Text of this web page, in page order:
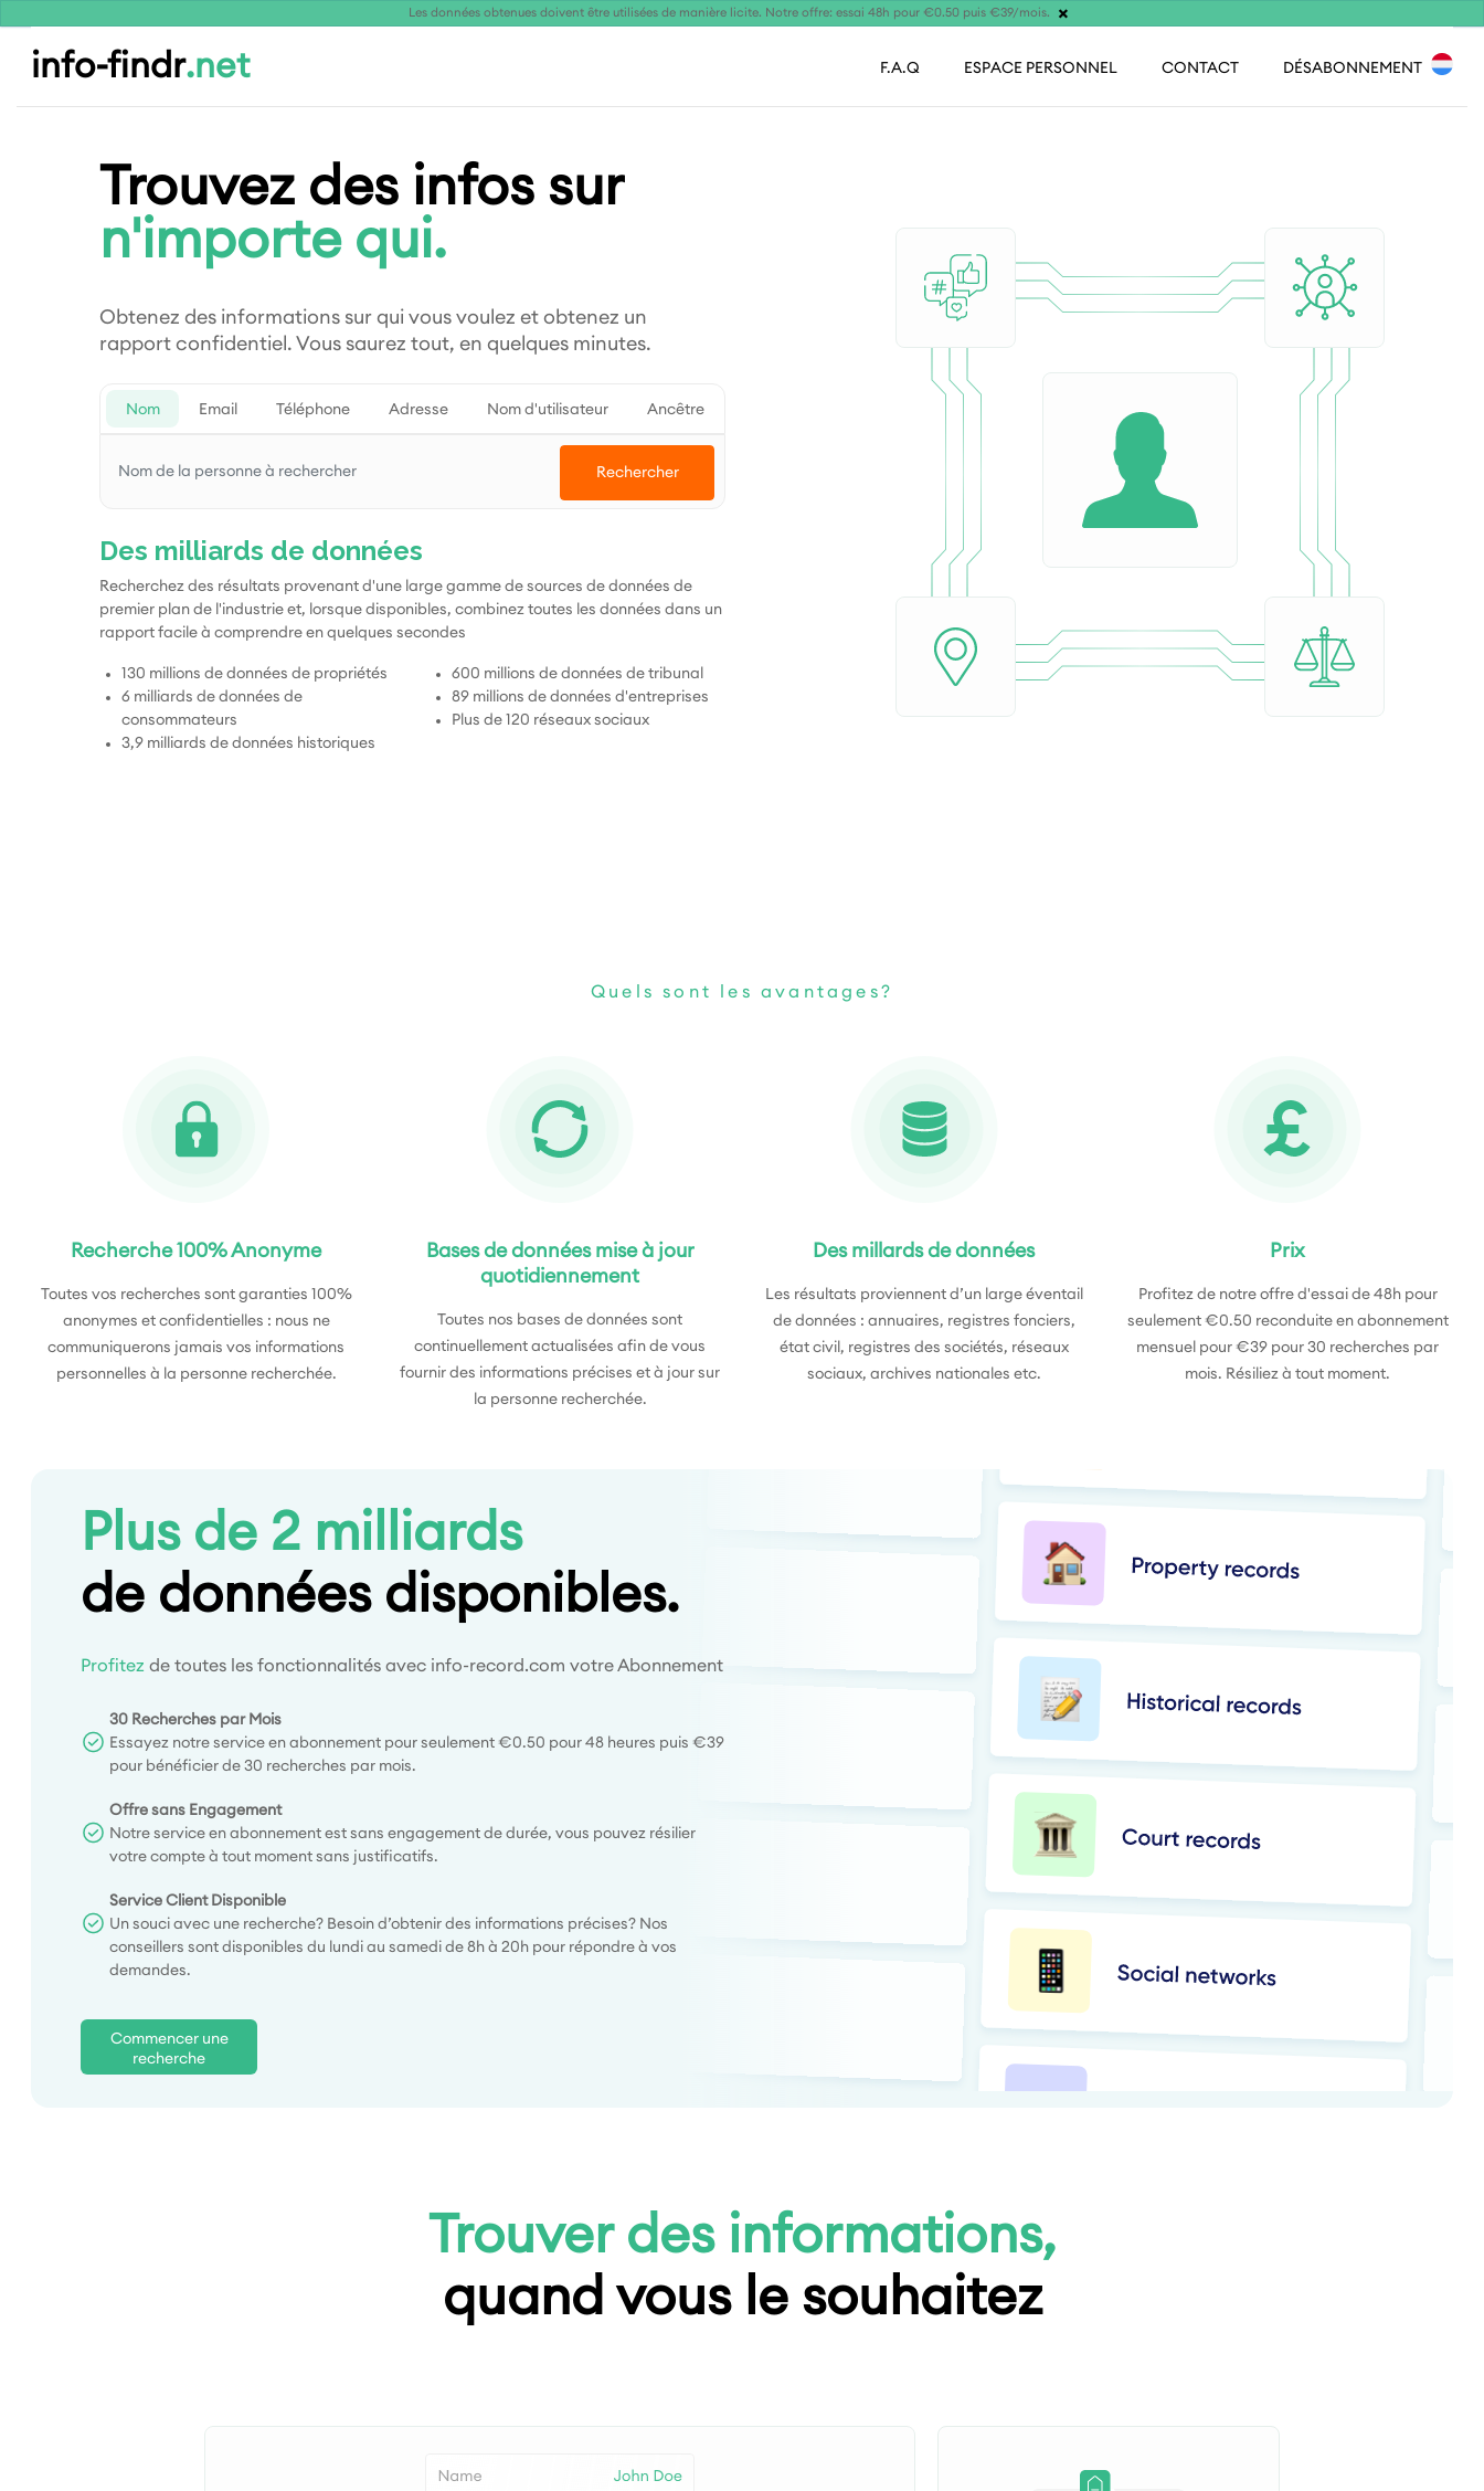
Les données obtenues doivent être utilisées de manière licite. Notre offre: essai 48h pour €0.50 puis €39/mois. ×
info-findr.net F.A.Q ESPACE PERSONNEL CONTACT DÉSABONNEMENT
Trouvez des infos sur
n'importe qui.
Obtenez des informations sur qui vous voulez et obtenez un
rapport confidentiel. Vous saurez tout, en quelques minutes.
Nom Email Téléphone Adresse Nom d'utilisateur Ancêtre
Rechercher
Des milliards de données
Recherchez des résultats provenant d'une large gamme de sources de données de
premier plan de l'industrie et, lorsque disponibles, combinez toutes les données dans un
rapport facile à comprendre en quelques secondes
130 millions de données de propriétés
6 milliards de données de
consommateurs
3,9 milliards de données historiques
600 millions de données de tribunal
89 millions de données d'entreprises
Plus de 120 réseaux sociaux
Quels sont les avantages?
Recherche 100% Anonyme
Toutes vos recherches sont garanties 100%
anonymes et confidentielles : nous ne
communiquerons jamais vos informations
personnelles à la personne recherchée.
Bases de données mise à jour
quotidiennement
Toutes nos bases de données sont
continuellement actualisées afin de vous
fournir des informations précises et à jour sur
la personne recherchée.
Des millards de données
Les résultats proviennent d’un large éventail
de données : annuaires, registres fonciers,
état civil, registres des sociétés, réseaux
sociaux, archives nationales etc.
Prix
Profitez de notre offre d'essai de 48h pour
seulement €0.50 reconduite en abonnement
mensuel pour €39 pour 30 recherches par
mois. Résiliez à tout moment.
Plus de 2 milliards
de données disponibles.
Profitez de toutes les fonctionnalités avec info-record.com votre Abonnement
30 Recherches par Mois
Essayez notre service en abonnement pour seulement €0.50 pour 48 heures puis €39
pour bénéficier de 30 recherches par mois.
Offre sans Engagement
Notre service en abonnement est sans engagement de durée, vous pouvez résilier
votre compte à tout moment sans justificatifs.
Service Client Disponible
Un souci avec une recherche? Besoin d’obtenir des informations précises? Nos
conseillers sont disponibles du lundi au samedi de 8h à 20h pour répondre à vos
demandes.
Commencer une
recherche
Trouver des informations,
quand vous le souhaitez